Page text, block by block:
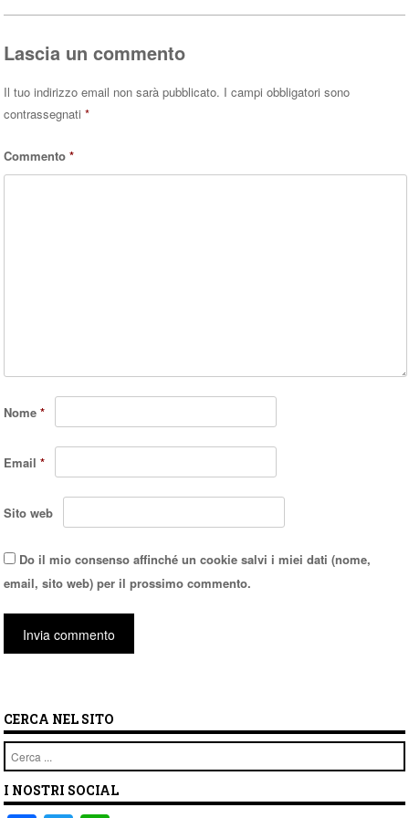
pp
Lascia un commento
Il tuo indirizzo email non sarà pubblicato. I campi obbligatori sono
contrassegnati*
Commento*
Nome*
Email*
Sito web
Do il mio consenso affinché un cookie salvi i miei dati (nome,
email, sito web) per il prossimo commento.
CERCA NEL SITO
Cerca
I NOSTRI SOCIAL